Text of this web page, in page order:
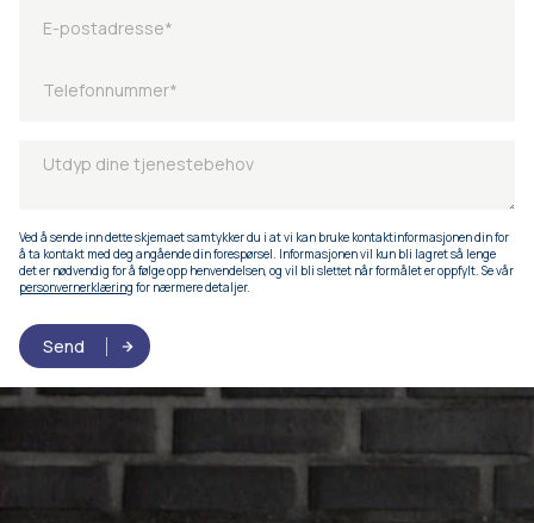
Ved å sende inn dette skjemaet samtykker du i at vi kan bruke kontaktinformasjonen din for
å ta kontakt med deg angående din forespørsel. Informasjonen vil kun bli lagret så lenge
det er nødvendig for å følge opp henvendelsen, og vil bli slettet når formålet er oppfylt. Se vår
personvernerklæring for nærmere detaljer.